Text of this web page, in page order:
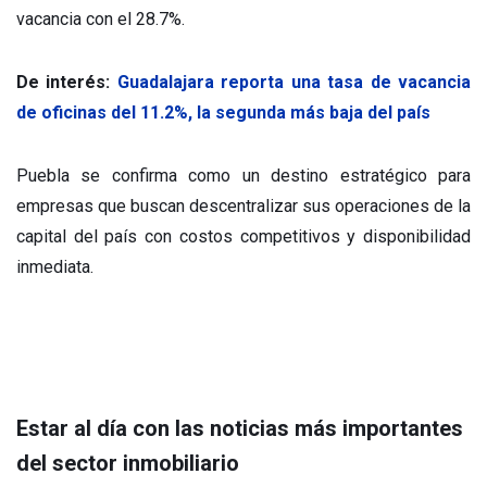
vacancia con el 28.7%.
De interés: Guadalajara reporta una tasa de vacancia
de oficinas del 11.2%, la segunda más baja del país
Puebla se confirma como un destino estratégico para
empresas que buscan descentralizar sus operaciones de la
capital del país con costos competitivos y disponibilidad
inmediata.
Estar al día con las noticias más importantes
del sector inmobiliario